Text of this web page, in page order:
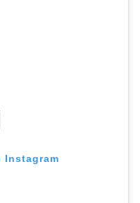
Instagram